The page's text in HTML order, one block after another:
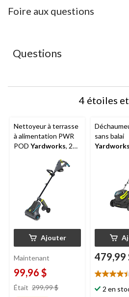
Foire aux questions
Questions
4 étoiles
Nettoyeur à terrasse
à alimentation PWR
POD Yardworks, 20
Ajouter
Maintenant
99,96 $
Était 299,99 $
sans balai
Yardworks
479,99
4.4
étoile(s)
2 en